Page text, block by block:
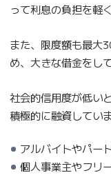
って利息の負担を軽
また、限度額も最大
め、大きな借金をし
社会的信用度が低い
積極的に融資していま
アルバイトやパー
個人事業主やフリ